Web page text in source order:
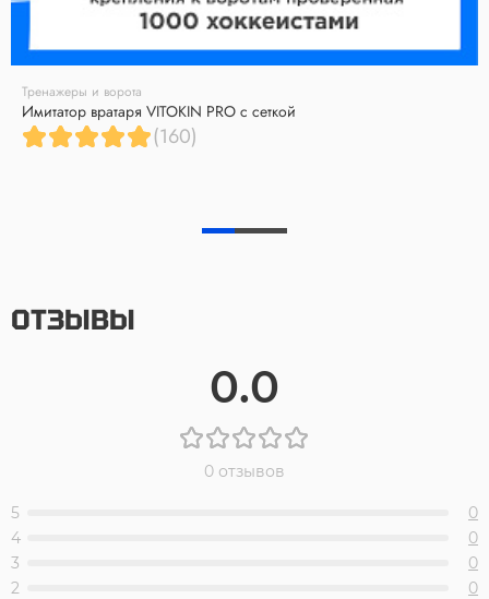
Тренажеры и ворота
Имитатор вратаря VITOKIN PRO с сеткой
(160)
ОТЗЫВЫ
0.0
0 отзывов
5
0
4
0
3
0
2
0